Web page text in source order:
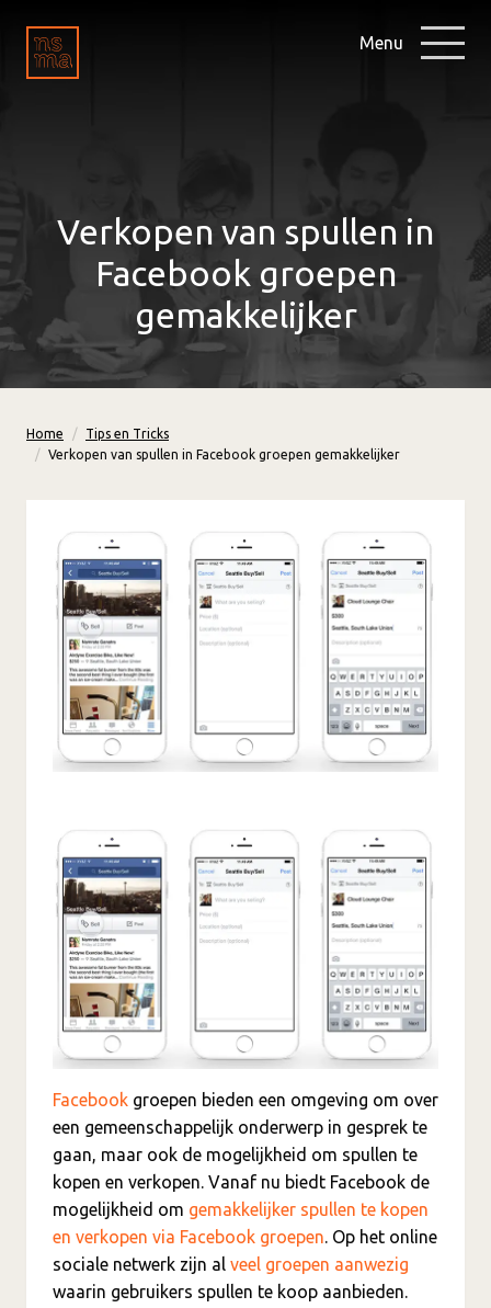
Menu
Verkopen van spullen in
Facebook groepen
gemakkelijker
Home
Tips en Tricks
Verkopen van spullen in Facebook groepen gemakkelijker
Facebook groepen bieden een omgeving om over
een gemeenschappelijk onderwerp in gesprek te
gaan, maar ook de mogelijkheid om spullen te
kopen en verkopen. Vanaf nu biedt Facebook de
mogelijkheid om gemakkelijker spullen te kopen
en verkopen via Facebook groepen. Op het online
sociale netwerk zijn al veel groepen aanwezig
waarin gebruikers spullen te koop aanbieden.